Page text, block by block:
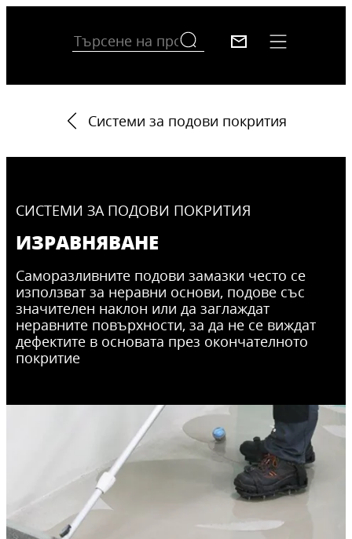
Системи за подови покрития
СИСТЕМИ ЗА ПОДОВИ ПОКРИТИЯ
ИЗРАВНЯВАНЕ
Саморазливните подови замазки често се
използват за неравни основи, подове със
значителен наклон или да заглаждат
неравните повърхности, за да не се виждат
дефектите в основата през окончателното
покритие